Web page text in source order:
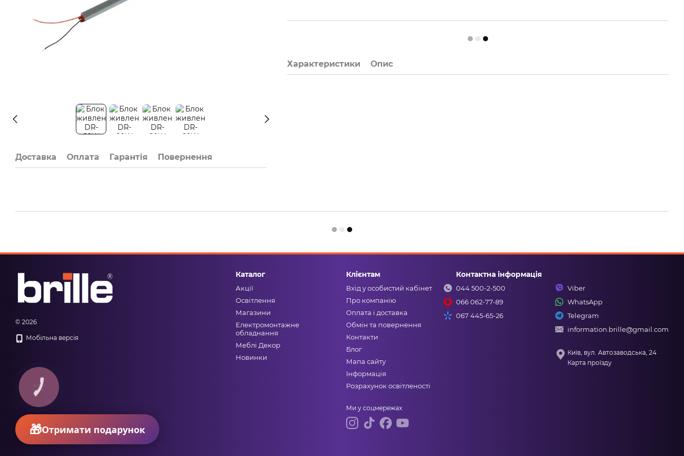
Доставка Оплата Гарантія Повернення
Характеристики Опис
© 2026
Мобільна версія
Каталог
Акції
Освітлення
Магазини
Електромонтажне
обладнання
Меблі Декор
Новинки
Клієнтам
Вхід у особистий кабінет
Про компанію
Оплата і доставка
Обмін та повернення
Контакти
Блог
Мапа сайту
Інформація
Розрахунок освітленості
Ми у соцмережах
Контактна інформація
044 500-2-500
066 062-77-89
067 445-65-26
Viber
WhatsApp
Telegram
information.brille@gmail.com
Київ, вул. Автозаводська, 24
Карта проїзду
КНОПКА
ЗВ'ЯЗКУ
Отримати подарунок